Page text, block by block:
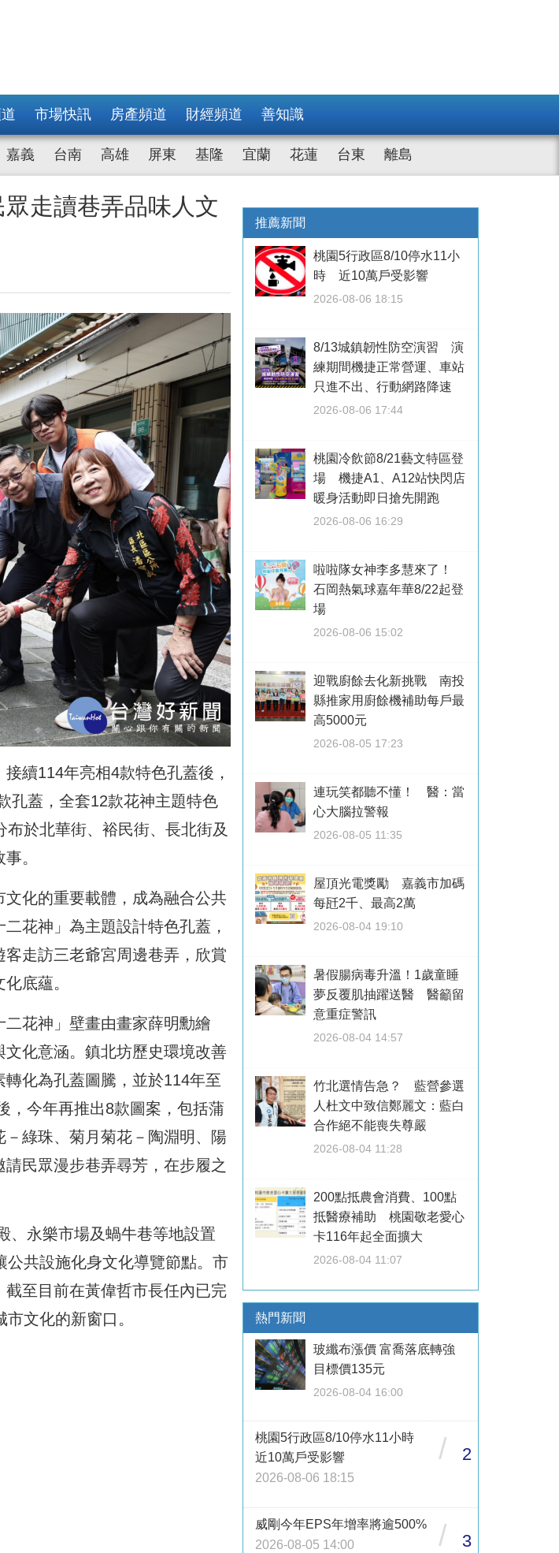
市場快訊 房產頻道 財經頻道 善知識
嘉義 台南 高雄 屏東 基隆 宜蘭 花蓮 台東 離島
走讀巷弄品味人文
續114年亮相4款特色孔蓋後，
孔蓋，全套12款花神主題特色
於北華街、裕民街、長北街及
。
化的重要載體，成為融合公共
花神」為主題設計特色孔蓋，
走訪三老爺宮周邊巷弄，欣賞
底蘊。
花神」壁畫由畫家薛明勳繪
化意涵。鎮北坊歷史環境改善
化為孔蓋圖騰，並於114年至
，今年再推出8款圖案，包括蒲
綠珠、菊月菊花－陶淵明、陽
民眾漫步巷弄尋芳，在步履之
、永樂市場及蝸牛巷等地設置
公共設施化身文化導覽節點。市
至目前在黃偉哲市長任內已完
文化的新窗口。
推薦新聞
桃園5行政區8/10停水11小
時 近10萬戶受影響
2026-08-06 18:15
8/13城鎮韌性防空演習 演
練期間機捷正常營運、車站
只進不出、行動網路降速
2026-08-06 17:44
桃園冷飲節8/21藝文特區登
場 機捷A1、A12站快閃店
暖身活動即日搶先開跑
2026-08-06 16:29
啦啦隊女神李多慧來了！
石岡熱氣球嘉年華8/22起登
場
2026-08-06 15:02
迎戰廚餘去化新挑戰 南投
縣推家用廚餘機補助每戶最
高5000元
2026-08-05 17:23
連玩笑都聽不懂！ 醫：當
心大腦拉警報
2026-08-05 11:35
屋頂光電獎勵 嘉義市加碼
每瓩2千、最高2萬
2026-08-04 19:10
暑假腸病毒升溫！1歲童睡
夢反覆肌抽躍送醫 醫籲留
意重症警訊
2026-08-04 14:57
竹北選情告急？ 藍營參選
人杜文中致信鄭麗文：藍白
合作絕不能喪失尊嚴
2026-08-04 11:28
200點抵農會消費、100點
抵醫療補助 桃園敬老愛心
卡116年起全面擴大
2026-08-04 11:07
熱門新聞
玻纖布漲價 富喬落底轉強
目標價135元
2026-08-04 16:00
桃園5行政區8/10停水11小時
近10萬戶受影響
2026-08-06 18:15
/ 2
威剛今年EPS年增率將逾500%
2026-08-05 14:00
/ 3